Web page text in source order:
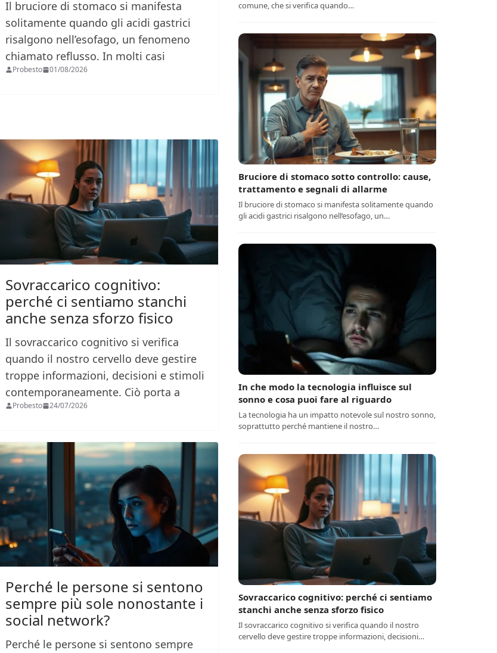
Il bruciore di stomaco si manifesta
solitamente quando gli acidi gastrici
risalgono nell’esofago, un fenomeno
chiamato reflusso. In molti casi
Probesto 01/08/2026
Sovraccarico cognitivo:
perché ci sentiamo stanchi
anche senza sforzo fisico
Il sovraccarico cognitivo si verifica
quando il nostro cervello deve gestire
troppe informazioni, decisioni e stimoli
contemporaneamente. Ciò porta a
Probesto 24/07/2026
Perché le persone si sentono
sempre più sole nonostante i
social network?
Perché le persone si sentono sempre
comune, che si verifica quando…
Bruciore di stomaco sotto controllo: cause,
trattamento e segnali di allarme
Il bruciore di stomaco si manifesta solitamente quando
gli acidi gastrici risalgono nell’esofago, un…
In che modo la tecnologia influisce sul
sonno e cosa puoi fare al riguardo
La tecnologia ha un impatto notevole sul nostro sonno,
soprattutto perché mantiene il nostro…
Sovraccarico cognitivo: perché ci sentiamo
stanchi anche senza sforzo fisico
Il sovraccarico cognitivo si verifica quando il nostro
cervello deve gestire troppe informazioni, decisioni…